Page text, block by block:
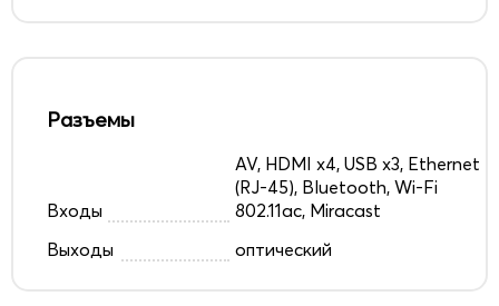
Разъемы
Входы
AV, HDMI x4, USB x3, Ethernet
(RJ-45), Bluetooth, Wi-Fi
802.11ac, Miracast
Выходы
оптический